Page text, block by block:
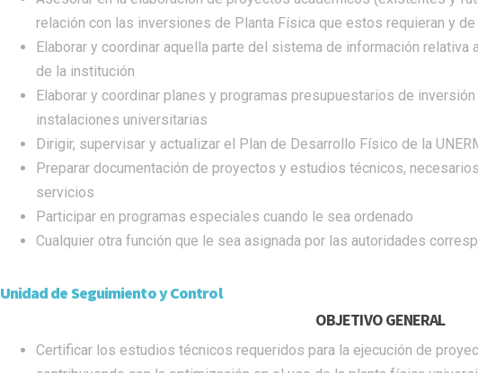
relación con las inversiones de Planta Física que estos requieran y
Elaborar y coordinar aquella parte del sistema de información
de la institución
Elaborar y coordinar planes y programas presupuestarios de
instalaciones universitarias
Dirigir, supervisar y actualizar el Plan de Desarrollo Físico de la
Preparar documentación de proyectos y estudios técnicos,
servicios
Participar en programas especiales cuando le sea ordenado
Cualquier otra función que le sea asignada por las autoridades
Unidad de Seguimiento y Control
OBJETIVO GENERAL
Certificar los estudios técnicos requeridos para la ejecución de